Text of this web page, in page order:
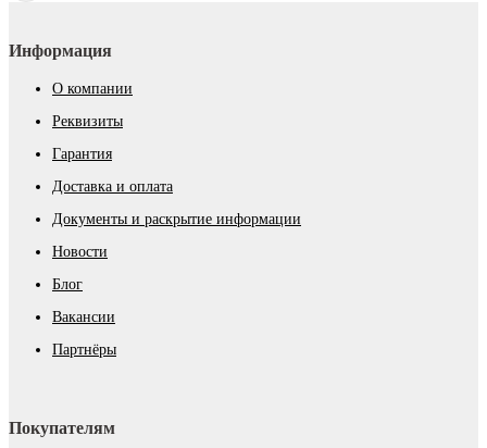
Информация
О компании
Реквизиты
Гарантия
Доставка и оплата
Документы и раскрытие информации
Новости
Блог
Вакансии
Партнёры
Покупателям